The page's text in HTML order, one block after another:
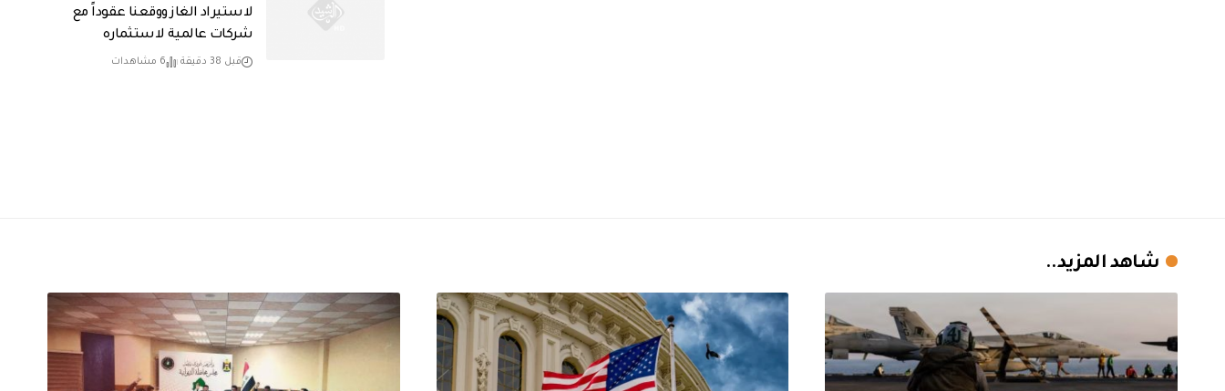
لاستيراد الغاز ووقعنا عقوداً مع
شركات عالمية لاستثماره
قبل 38 دقيقة 6 مشاهدات
شاهد المزيد..